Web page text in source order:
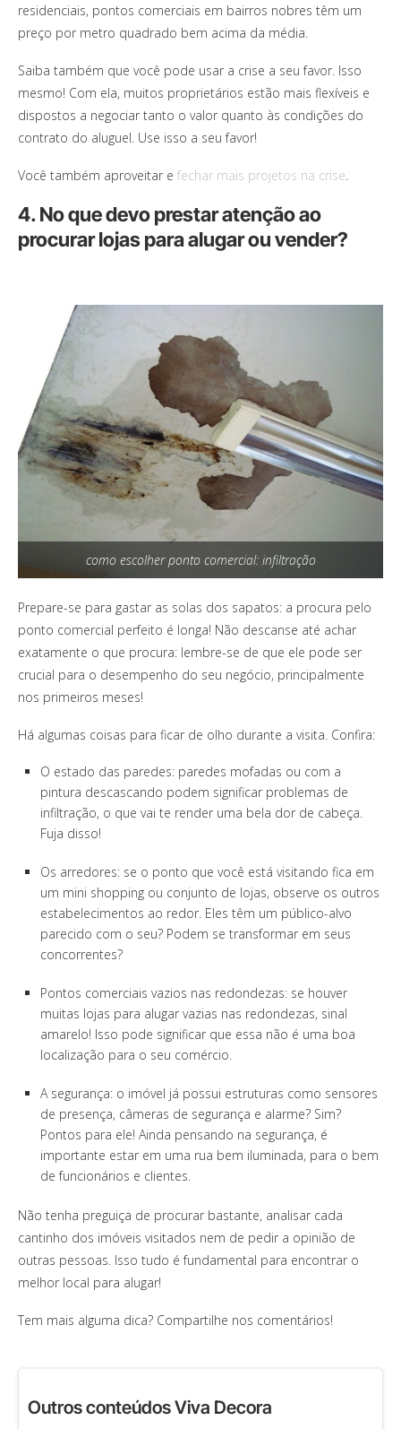
residenciais, pontos comerciais em bairros nobres têm um
preço por metro quadrado bem acima da média.
Saiba também que você pode usar a crise a seu favor. Isso
mesmo! Com ela, muitos proprietários estão mais flexíveis e
dispostos a negociar tanto o valor quanto às condições do
contrato do aluguel. Use isso a seu favor!
Você também aproveitar e fechar mais projetos na crise
4. No que devo prestar atenção ao
procurar lojas para alugar ou vender?
como escolher ponto comercial: infiltração
Prepare-se para gastar as solas dos sapatos: a procura pelo
ponto comercial perfeito é longa! Não descanse até achar
exatamente o que procura: lembre-se de que ele pode ser
crucial para o desempenho do seu negócio, principalmente
nos primeiros meses!
Há algumas coisas para ficar de olho durante a visita. Confira:
O estado das paredes: paredes mofadas ou com a
pintura descascando podem significar problemas de
infiltração, o que vai te render uma bela dor de cabeça.
Fuja disso!
Os arredores: se o ponto que você está visitando fica em
um mini shopping ou conjunto de lojas, observe os outros
estabelecimentos ao redor. Eles têm um público-alvo
parecido com o seu? Podem se transformar em seus
concorrentes?
Pontos comerciais vazios nas redondezas: se houver
muitas lojas para alugar vazias nas redondezas, sinal
amarelo! Isso pode significar que essa não é uma boa
localização para o seu comércio.
A segurança: o imóvel já possui estruturas como sensores
de presença, câmeras de segurança e alarme? Sim?
Pontos para ele! Ainda pensando na segurança, é
importante estar em uma rua bem iluminada, para o bem
de funcionários e clientes.
Não tenha preguiça de procurar bastante, analisar cada
cantinho dos imóveis visitados nem de pedir a opinião de
outras pessoas. Isso tudo é fundamental para encontrar o
melhor local para alugar!
Tem mais alguma dica? Compartilhe nos comentários!
Outros conteúdos Viva Decora